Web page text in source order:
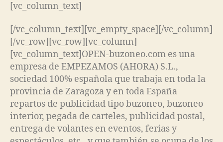
[vc_column_text]
[/vc_column_text][vc_empty_space][/vc_column]
[/vc_row][vc_row][vc_column]
[vc_column_text]OPEN-buzoneo.com es una
empresa de EMPEZAMOS (AHORA) S.L.,
sociedad 100% española que trabaja en toda la
provincia de Zaragoza y en toda España
repartos de publicidad tipo buzoneo, buzoneo
interior, pegada de carteles, publicidad postal,
entrega de volantes en eventos, ferias y